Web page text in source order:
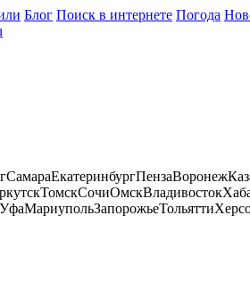
Блог Поиск в интернете Погода
СамараЕкатеринбургПензаВоронеж
ТомскСочиОмскВладивосток
УфаМариупольЗапорожьеТольятти